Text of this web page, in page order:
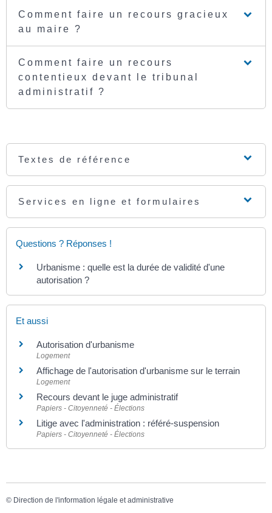
Comment faire un recours gracieux
au maire ?
Comment faire un recours
contentieux devant le tribunal
administratif ?
Textes de référence
Services en ligne et formulaires
Questions ? Réponses !
Urbanisme : quelle est la durée de validité d'une
autorisation ?
Et aussi
Autorisation d'urbanisme
Logement
Affichage de l'autorisation d'urbanisme sur le terrain
Logement
Recours devant le juge administratif
Papiers - Citoyenneté - Élections
Litige avec l'administration : référé-suspension
Papiers - Citoyenneté - Élections
© Direction de l'information légale et administrative